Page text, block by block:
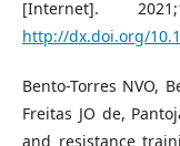
[Internet].
http://dx.doi.org/
Bento-Torres NVO,
Freitas JO de,
and resistance